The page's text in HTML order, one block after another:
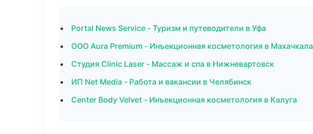
Portal News Service - Туризм и путеводители в Уфа
ООО Aura Premium - Инъекционная косметология в Махачкала
Студия Clinic Laser - Массаж и спа в Нижневартовск
ИП Net Media - Работа и вакансии в Челябинск
Center Body Velvet - Инъекционная косметология в Калуга